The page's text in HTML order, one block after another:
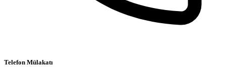
Telefon Mülakatı